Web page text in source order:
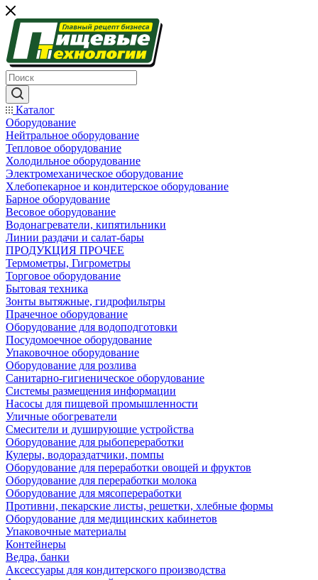
Каталог
Оборудование
Нейтральное оборудование
Тепловое оборудование
Холодильное оборудование
Электромеханическое оборудование
Хлебопекарное и кондитерское оборудование
Барное оборудование
Весовое оборудование
Водонагреватели, кипятильники
Линии раздачи и салат-бары
ПРОДУКЦИЯ ПРОЧЕЕ
Термометры, Гигрометры
Торговое оборудование
Бытовая техника
Зонты вытяжные, гидрофильтры
Прачечное оборудование
Оборудование для водоподготовки
Посудомоечное оборудование
Упаковочное оборудование
Оборудование для розлива
Санитарно-гигиеническое оборудование
Системы размещения информации
Насосы для пищевой промышленности
Уличные обогреватели
Смесители и душирующие устройства
Оборудование для рыбопереработки
Кулеры, водораздатчики, помпы
Оборудование для переработки овощей и фруктов
Оборудование для переработки молока
Оборудование для мясопереработки
Противни, пекарские листы, решетки, хлебные формы
Оборудование для медицинских кабинетов
Упаковочные материалы
Контейнеры
Ведра, банки
Аксессуары для кондитерского производства